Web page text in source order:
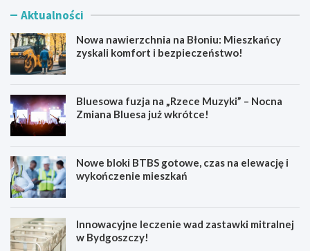
Aktualności
Nowa nawierzchnia na Błoniu: Mieszkańcy
zyskali komfort i bezpieczeństwo!
Bluesowa fuzja na „Rzece Muzyki” – Nocna
Zmiana Bluesa już wkrótce!
Nowe bloki BTBS gotowe, czas na elewację i
wykończenie mieszkań
Innowacyjne leczenie wad zastawki mitralnej
w Bydgoszczy!